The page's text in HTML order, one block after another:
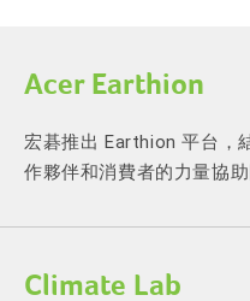
Acer Earthion
宏碁推出 Earthion 平台，
作夥伴和消費者的力量協助
Climate Lab